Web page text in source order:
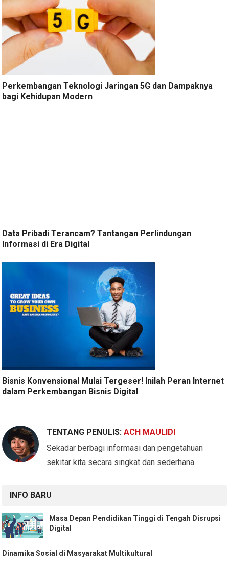
Perkembangan Teknologi Jaringan 5G dan Dampaknya
bagi Kehidupan Modern
Data Pribadi Terancam? Tantangan Perlindungan
Informasi di Era Digital
Bisnis Konvensional Mulai Tergeser! Inilah Peran Internet
dalam Perkembangan Bisnis Digital
TENTANG PENULIS:ACH MAULIDI
Sekadar berbagi informasi dan pengetahuan
sekitar kita secara singkat dan sederhana
INFO BARU
Masa Depan Pendidikan Tinggi di Tengah Disrupsi
Digital
Dinamika Sosial di Masyarakat Multikultural